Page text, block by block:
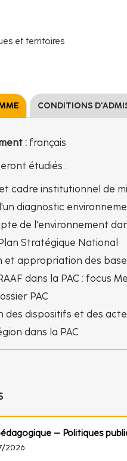
et territoires
CONDITIONS
: français
étudiés :
cadre institutionnel de
diagnostic
de l'environnement
Stratégique National
et appropriation des
dans la PAC : focus
PAC
des dispositifs et des
dans la PAC
– Politiques
2026